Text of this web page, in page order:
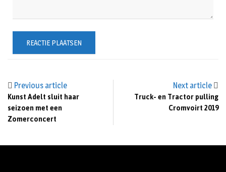
Previous article
Kunst Adelt sluit haar
seizoen met een
Zomerconcert
Next article
Truck- en Tractor pulling
Cromvoirt 2019